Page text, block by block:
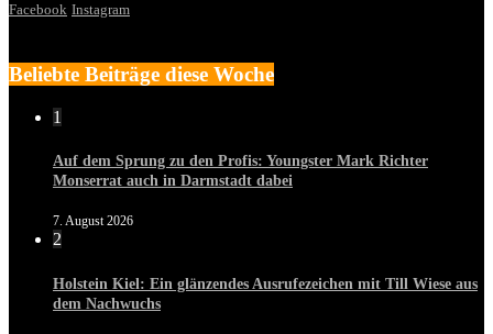
Facebook Instagram
Beliebte Beiträge diese Woche
1
Auf dem Sprung zu den Profis: Youngster Mark Richter
Monserrat auch in Darmstadt dabei
7. August 2026
2
Holstein Kiel: Ein glänzendes Ausrufezeichen mit Till Wiese aus
dem Nachwuchs